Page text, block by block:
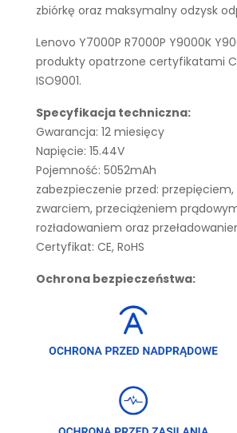
zbiórkę oraz maksymalny odzysk
Lenovo Y7000P R7000P Y9000K
produkty opatrzone certyfikatami
ISO9001.
Specyfikacja techniczna:
Gwarancja: 12 miesięcy
Napięcie: 15.44V
Pojemność: 5052mAh
zabezpieczenie przed:
zwarciem, przeciążeniem
rozładowaniem oraz
Certyfikat: CE, RoHS
Ochrona bezpieczeństwa: